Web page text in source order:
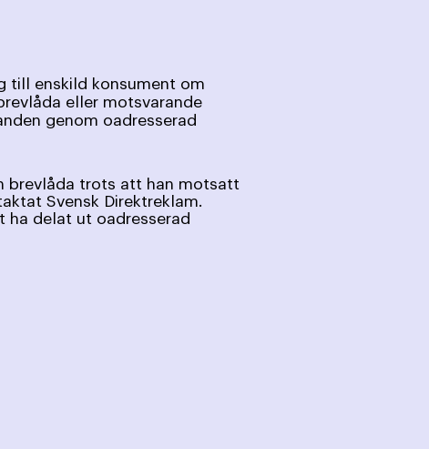
till enskild konsument om
eller motsvarande
genom oadresserad
brevlåda trots att han motsatt
Svensk Direktreklam.
ha delat ut oadresserad